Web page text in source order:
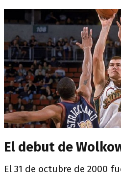
El debut de
El 31 de octubre de 2000